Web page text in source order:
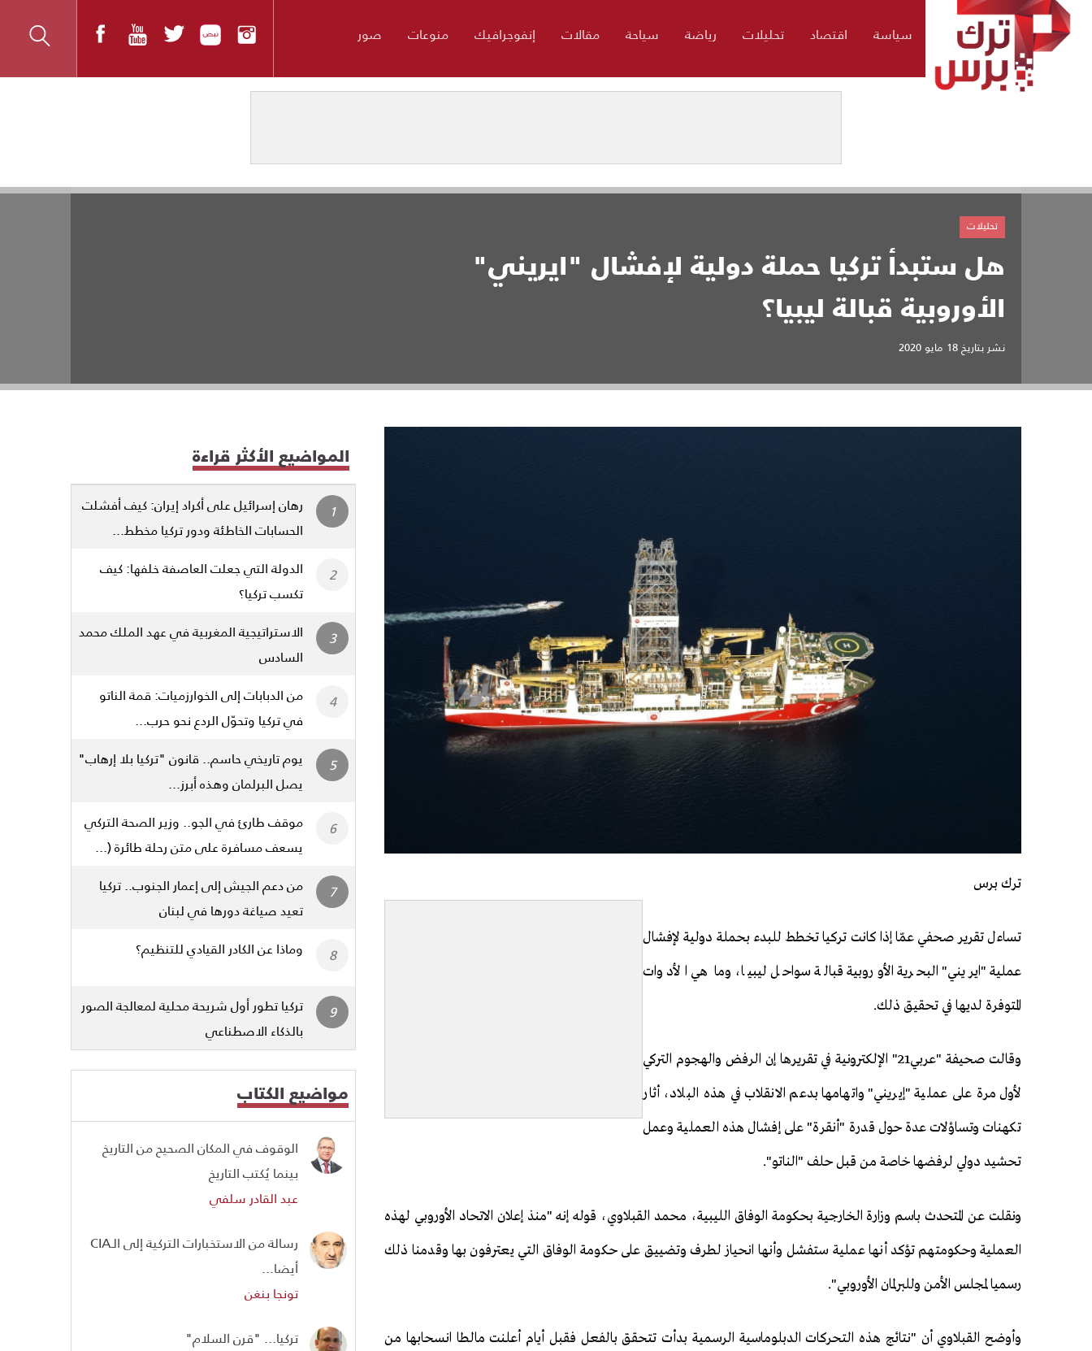
سياسة اقتصاد تحليلات رياضة سياحة مقالات إنفوجرافيك منوعات صور
هل ستبدأ تركيا حملة دولية لإفشال "ايريني"
الأوروبية قبالة ليبيا؟
نشر بتاريخ18 مايو 2020
تحليلات
ترك برس
تساءل تقرير صحفي عمّا إذا كانت تركيا تخطط للبدء بحملة دولية لإفشال
عملية "ايريني" البحرية الأوروبية قبالة سواحل ليبيا، وما هي الأدوات
المتوفرة لديها في تحقيق ذلك.
وقالت صحيفة "عربي21" الإلكترونية في تقريرها إن الرفض والهجوم التركي
لأول مرة على عملية "إيريني" واتهامها بدعم الانقلاب في هذه البلاد، أثار
تكهنات وتساؤلات عدة حول قدرة "أنقرة" على إفشال هذه العملية وعمل
تحشيد دولي لرفضها خاصة من قبل حلف "الناتو".
ونقلت عن المتحدث باسم وزارة الخارجية بحكومة الوفاق الليبية، محمد القبلاوي، قوله إنه "منذ إعلان الاتحاد الأوروبي لهذه
العملية وحكومتهم تؤكد أنها عملية ستفشل وأنها انحياز لطرف وتضييق على حكومة الوفاق التي يعترفون بها وقدمنا ذلك
رسميا لمجلس الأمن وللبرلمان الأوروبي".
وأوضح القبلاوي أن "نتائج هذه التحركات الدبلوماسية الرسمية بدأت تتحقق بالفعل فقبل أيام أعلنت مالطا انسحابها من
المواضيع الأكثر قراءة
رهان إسرائيل على أكراد إيران: كيف أفشلت
الحسابات الخاطئة ودور تركيا مخطط...
الدولة التي جعلت العاصفة خلفها: كيف
تكسب تركيا؟
الاستراتيجية المغربية في عهد الملك محمد
السادس
من الدبابات إلى الخوارزميات: قمة الناتو
في تركيا وتحوّل الردع نحو حرب...
يوم تاريخي حاسم.. قانون "تركيا بلا إرهاب"
يصل البرلمان وهذه أبرز...
موقف طارئ في الجو.. وزير الصحة التركي
يسعف مسافرة على متن رحلة طائرة (...
من دعم الجيش إلى إعمار الجنوب.. تركيا
تعيد صياغة دورها في لبنان
وماذا عن الكادر القيادي للتنظيم؟
تركيا تطور أول شريحة محلية لمعالجة الصور
بالذكاء الاصطناعي
مواضيع الكتاب
الوقوف في المكان الصحيح من التاريخ
بينما يُكتب التاريخ
عبد القادر سلفي
رسالة من الاستخبارات التركية إلى الـCIA
أيضا...
تونجا بنغن
تركيا... "قرن السلام"